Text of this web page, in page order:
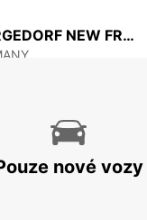
HAMBURG BERGEDORF NEW FROM 1 10 26
STATIONnové vozy